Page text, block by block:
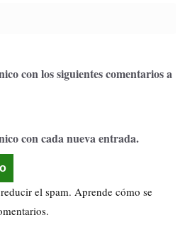
con los siguientes comentarios a
con cada nueva entrada.
el spam. Aprende cómo se